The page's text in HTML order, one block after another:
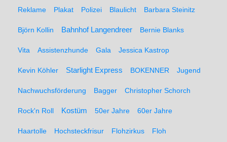
Reklame Plakat Polizei Blaulicht Barbara Steinitz
Björn Kollin Bahnhof Langendreer Bernie Blanks
Vita Assistenzhunde Gala Jessica Kastrop
Kevin Köhler Starlight Express BOKENNER Jugend
Nachwuchsförderung Bagger Christopher Schorch
Rock'n Roll Kostüm 50er Jahre 60er Jahre
Haartolle Hochsteckfrisur Flohzirkus Floh